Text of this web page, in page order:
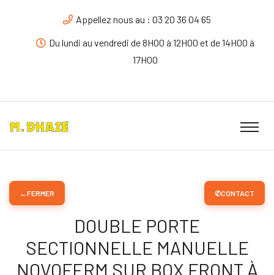
Appellez nous au : 03 20 36 04 65
Du lundi au vendredi de 8H00 à 12H00 et de 14H00 à
17H00
←FERMER
DOUBLE PORTE
SECTIONNELLE MANUELLE
NOVOFERM SUR BOX FRONT À
✆CONTACT